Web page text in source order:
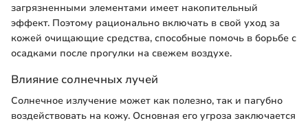
загрязненными элементами имеет накопительный
эффект. Поэтому рационально включать в свой уход за
кожей очищающие средства, способные помочь в борьбе с
осадками после прогулки на свежем воздухе.
Влияние солнечных лучей
Солнечное излучение может как полезно, так и пагубно
воздействовать на кожу. Основная его угроза заключается